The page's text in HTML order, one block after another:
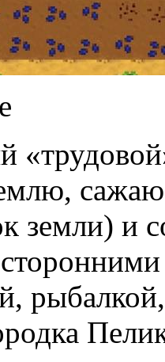
земли) и